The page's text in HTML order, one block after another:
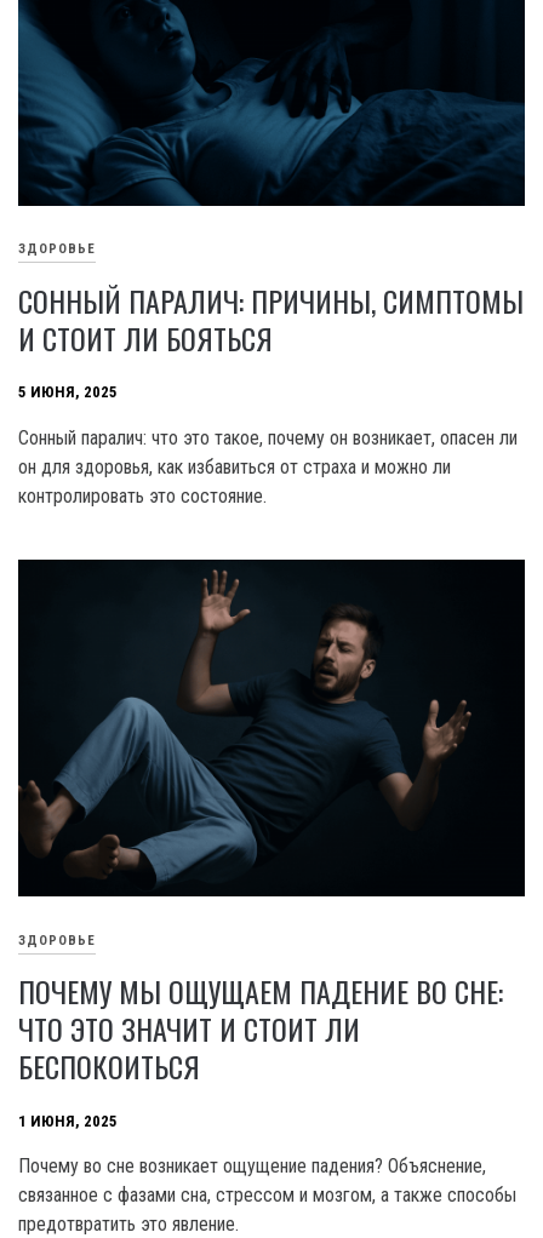
ЗДОРОВЬЕ
СОННЫЙ ПАРАЛИЧ: ПРИЧИНЫ, СИМПТОМЫ
И СТОИТ ЛИ БОЯТЬСЯ
5 ИЮНЯ, 2025
Сонный паралич: что это такое, почему он возникает, опасен ли
он для здоровья, как избавиться от страха и можно ли
контролировать это состояние.
ЗДОРОВЬЕ
ПОЧЕМУ МЫ ОЩУЩАЕМ ПАДЕНИЕ ВО СНЕ:
ЧТО ЭТО ЗНАЧИТ И СТОИТ ЛИ
БЕСПОКОИТЬСЯ
1 ИЮНЯ, 2025
Почему во сне возникает ощущение падения? Объяснение,
связанное с фазами сна, стрессом и мозгом, а также способы
предотвратить это явление.